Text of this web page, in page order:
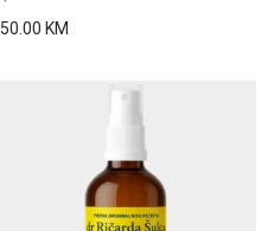
50.00 KM